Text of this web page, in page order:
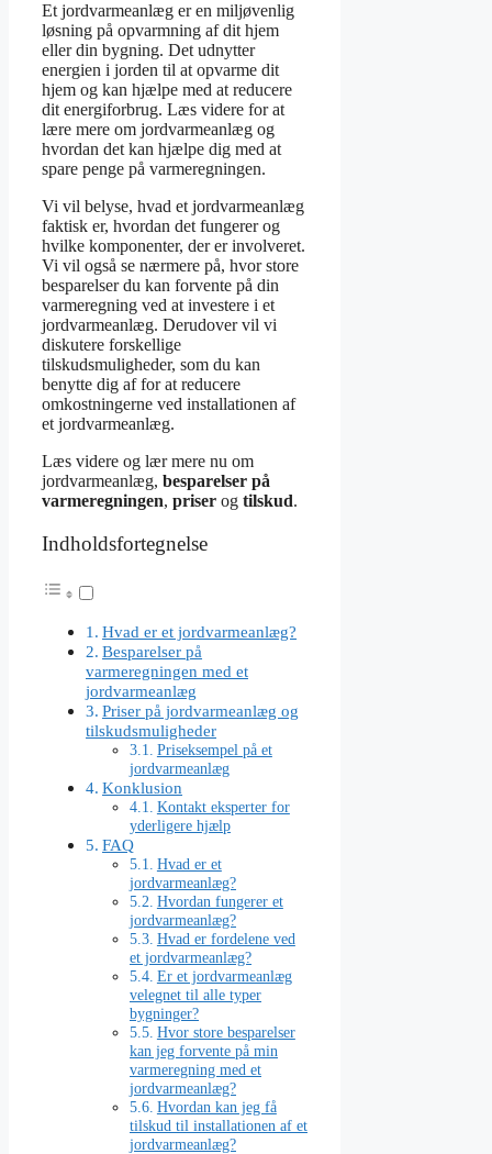
Et jordvarmeanlæg er en miljøvenlig
løsning på opvarmning af dit hjem
eller din bygning. Det udnytter
energien i jorden til at opvarme dit
hjem og kan hjælpe med at reducere
dit energiforbrug. Læs videre for at
lære mere om jordvarmeanlæg og
hvordan det kan hjælpe dig med at
spare penge på varmeregningen.
Vi vil belyse, hvad et jordvarmeanlæg
faktisk er, hvordan det fungerer og
hvilke komponenter, der er involveret.
Vi vil også se nærmere på, hvor store
besparelser du kan forvente på din
varmeregning ved at investere i et
jordvarmeanlæg. Derudover vil vi
diskutere forskellige
tilskudsmuligheder, som du kan
benytte dig af for at reducere
omkostningerne ved installationen af
et jordvarmeanlæg.
Læs videre og lær mere nu om
jordvarmeanlæg, besparelser på
varmeregningen, priser og tilskud.
Indholdsfortegnelse
Hvad er et jordvarmeanlæg?
Besparelser på
varmeregningen med et
jordvarmeanlæg
Priser på jordvarmeanlæg og
tilskudsmuligheder
Priseksempel på et
jordvarmeanlæg
Konklusion
Kontakt eksperter for
yderligere hjælp
FAQ
Hvad er et
jordvarmeanlæg?
Hvordan fungerer et
jordvarmeanlæg?
Hvad er fordelene ved
et jordvarmeanlæg?
Er et jordvarmeanlæg
velegnet til alle typer
bygninger?
Hvor store besparelser
kan jeg forvente på min
varmeregning med et
jordvarmeanlæg?
Hvordan kan jeg få
tilskud til installationen af et
jordvarmeanlæg?